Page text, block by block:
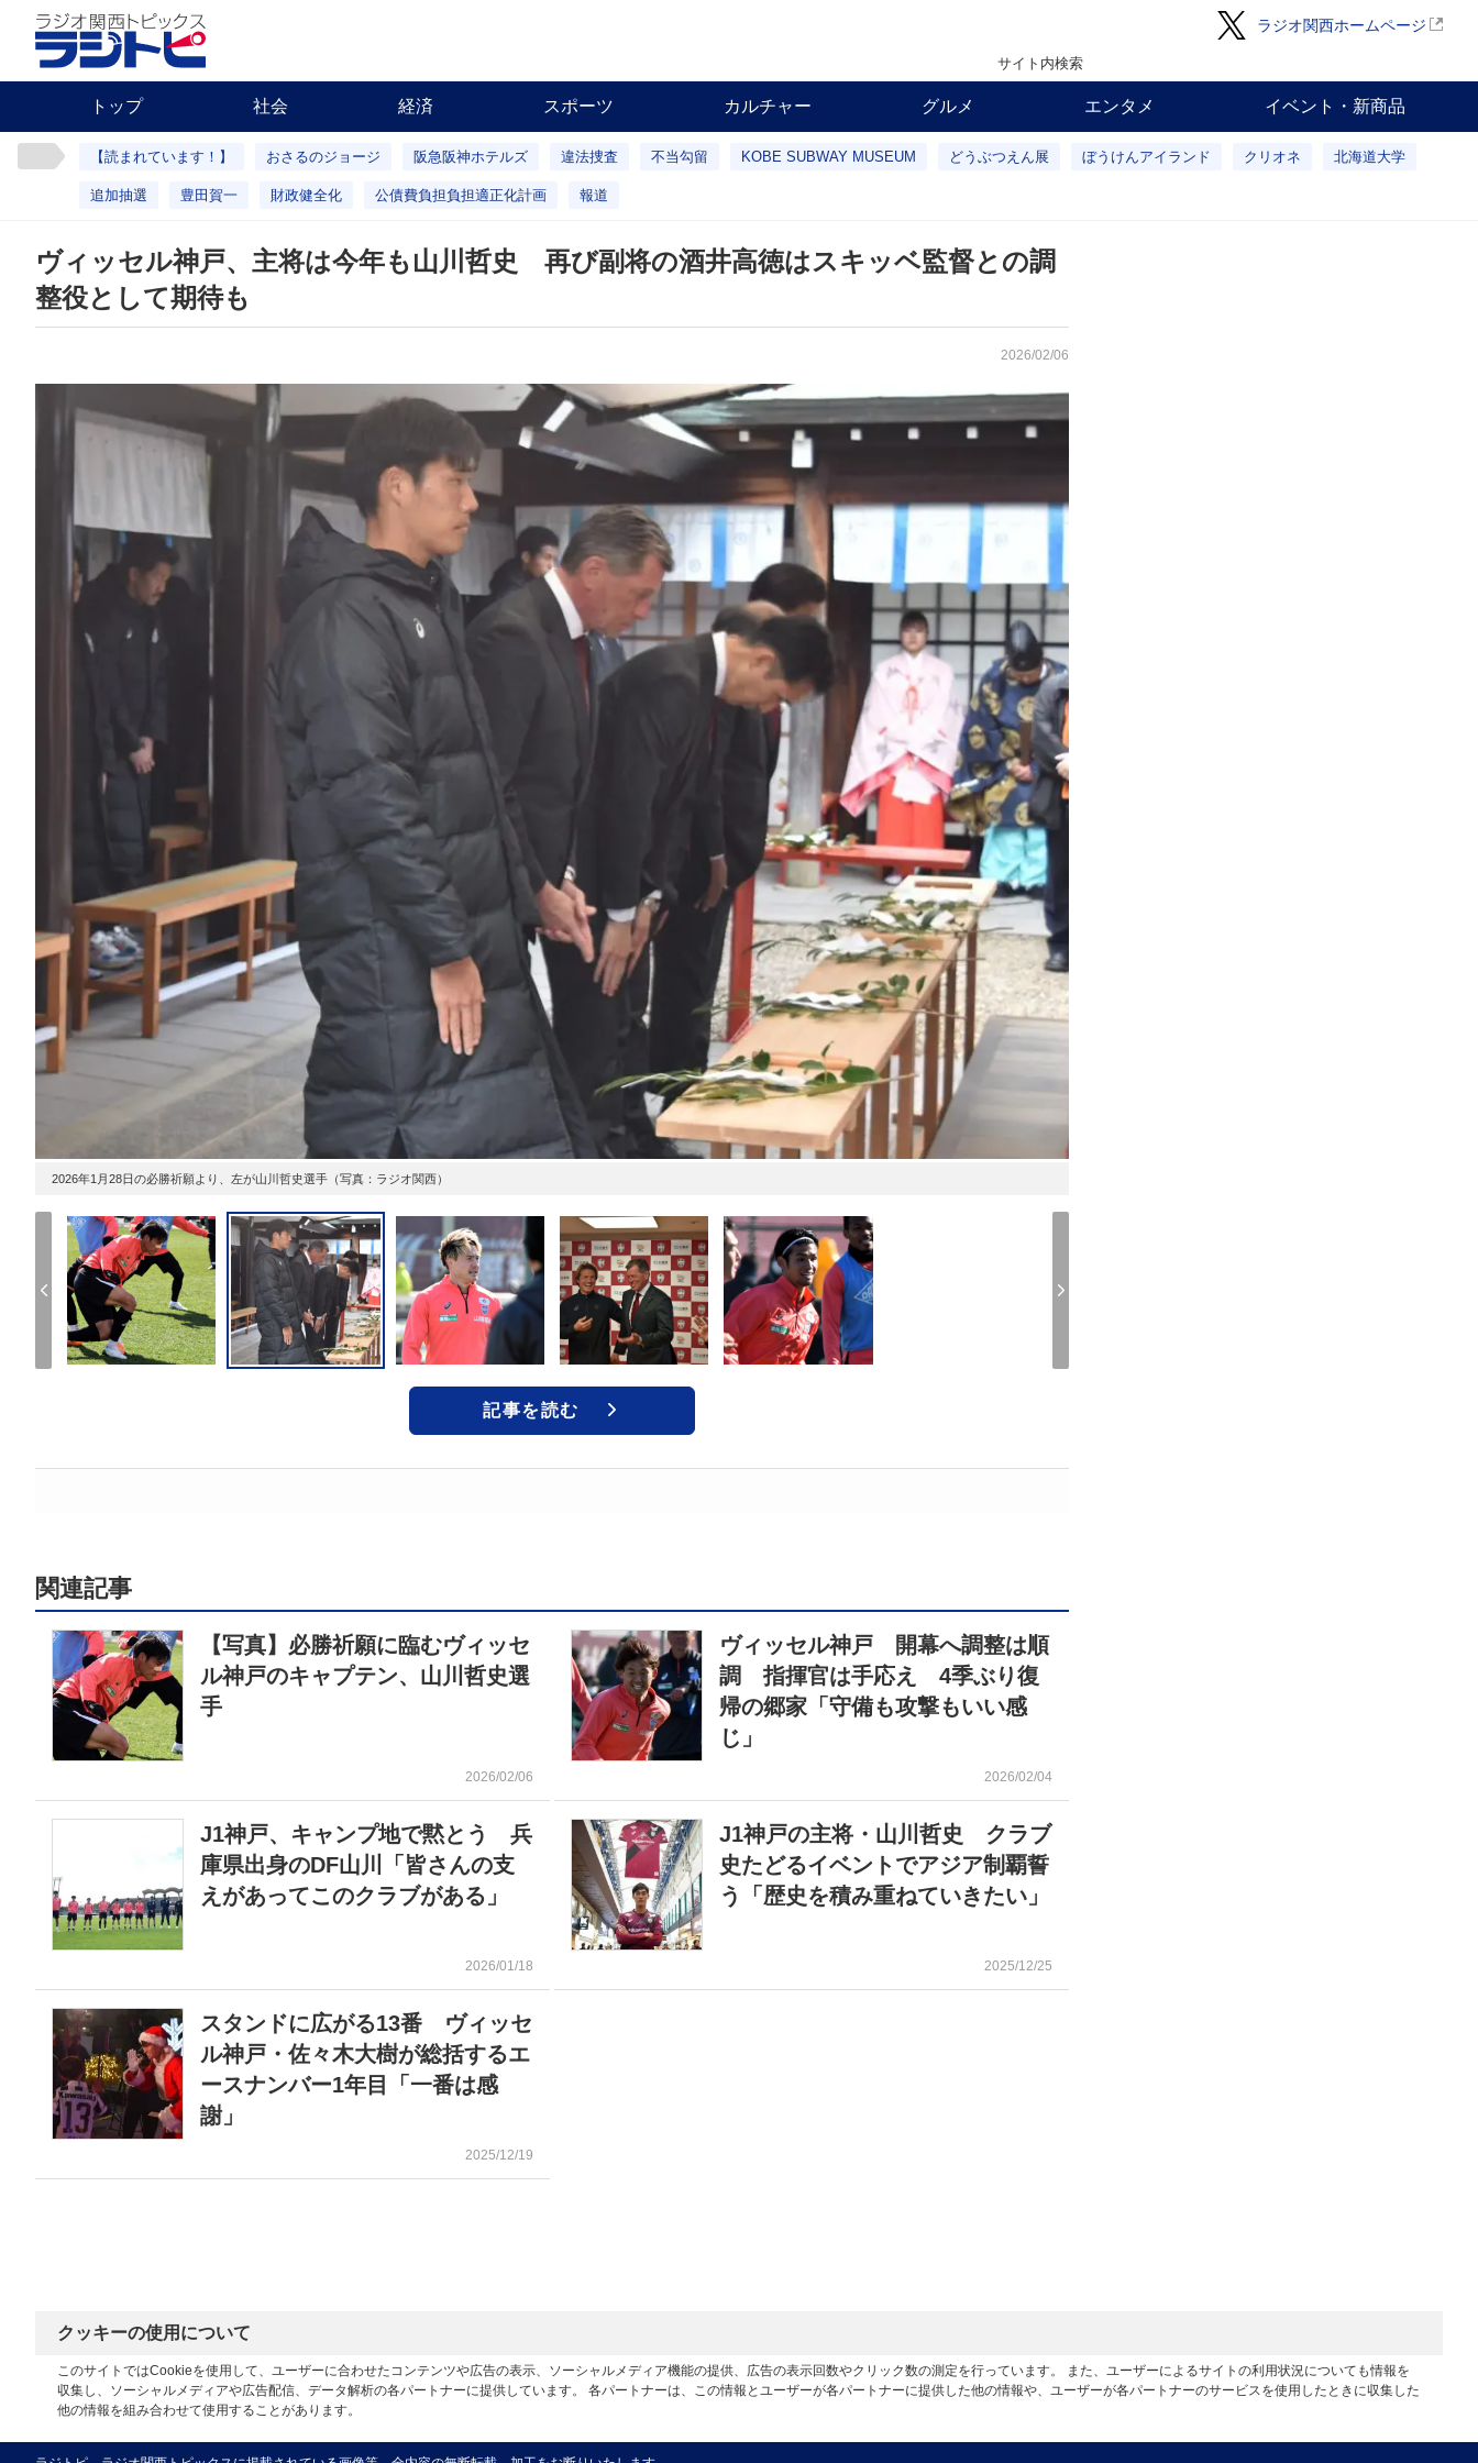
ラジオ関西ホームページ
サイト内検索
トップ 社会 経済 スポーツ カルチャー グルメ エンタメ イベント・新商品
【読まれています！】 おさるのジョージ 阪急阪神ホテルズ 違法捜査 不当勾留 KOBE SUBWAY MUSEUM どうぶつえん展 ぼうけんアイランド クリオネ 北海道大学
追加抽選 豊田賀一 財政健全化 公債費負担負担適正化計画 報道
ヴィッセル神戸、主将は今年も山川哲史 再び副将の酒井高徳はスキッベ監督との調
整役として期待も
2026/02/06
2026年1月28日の必勝祈願より、左が山川哲史選手（写真：ラジオ関西）
記事を読む
関連記事
【写真】必勝祈願に臨むヴィッセ
ル神戸のキャプテン、山川哲史選
手
2026/02/06
ヴィッセル神戸 開幕へ調整は順
調 指揮官は手応え 4季ぶり復
帰の郷家「守備も攻撃もいい感
じ」
2026/02/04
J1神戸、キャンプ地で黙とう 兵
庫県出身のDF山川「皆さんの支
えがあってこのクラブがある」
2026/01/18
J1神戸の主将・山川哲史 クラブ
史たどるイベントでアジア制覇誓
う「歴史を積み重ねていきたい」
2025/12/25
スタンドに広がる13番 ヴィッセ
ル神戸・佐々木大樹が総括するエ
ースナンバー1年目「一番は感
謝」
2025/12/19
クッキーの使用について
このサイトではCookieを使用して、ユーザーに合わせたコンテンツや広告の表示、ソーシャルメディア機能の提供、広告の表示回数やクリック数の測定を行っています。 また、ユーザーによるサイトの利用状況についても情報を
収集し、ソーシャルメディアや広告配信、データ解析の各パートナーに提供しています。 各パートナーは、この情報とユーザーが各パートナーに提供した他の情報や、ユーザーが各パートナーのサービスを使用したときに収集した
他の情報を組み合わせて使用することがあります。